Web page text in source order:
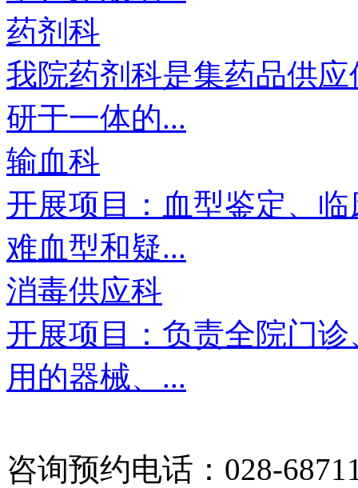
药剂科
我院药剂科是集药品供
研于一体的...
输血科
开展项目：血型鉴定、
难血型和疑...
消毒供应科
开展项目：负责全院门
用的器械、...
咨询预约电话：028-